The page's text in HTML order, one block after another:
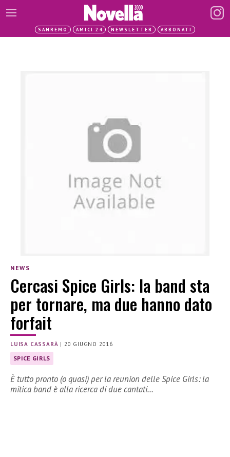
SANREMO AMICI 24 NEWSLETTER ABBONATI
NEWS
Cercasi Spice Girls: la band sta
per tornare, ma due hanno dato
forfait
LUISA CASSARÀ | 20 GIUGNO 2016
SPICE GIRLS
È tutto pronto (o quasi) per la reunion delle Spice Girls: la
mitica band è alla ricerca di due cantati…